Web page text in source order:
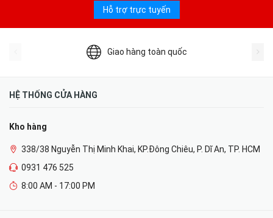
Hỗ trợ trực tuyến
Giao hàng toàn quốc
HỆ THỐNG CỬA HÀNG
Kho hàng
338/38 Nguyễn Thị Minh Khai, KP.Đông Chiêu, P. Dĩ An, TP. HCM
0931 476 525
8:00 AM - 17:00 PM